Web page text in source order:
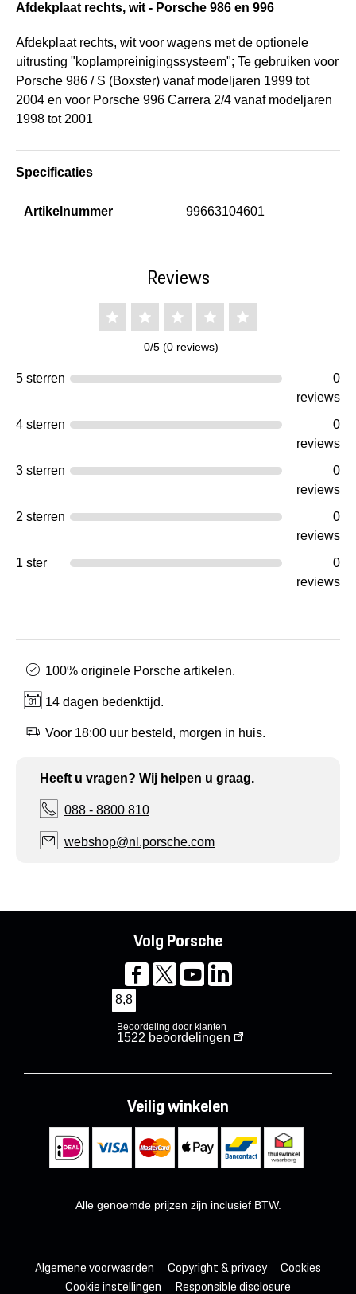
Afdekplaat rechts, wit - Porsche 986 en 996
Afdekplaat rechts, wit voor wagens met de optionele
uitrusting "koplampreinigingssysteem"; Te gebruiken voor
Porsche 986 / S (Boxster) vanaf modeljaren 1999 tot
2004 en voor Porsche 996 Carrera 2/4 vanaf modeljaren
1998 tot 2001
Specificaties
Artikelnummer 99663104601
Reviews
0/5 (0 reviews)
5 sterren
0
reviews
4 sterren
0
reviews
3 sterren
0
reviews
2 sterren
0
reviews
1 ster
0
reviews
100% originele Porsche artikelen.
14 dagen bedenktijd.
Voor 18:00 uur besteld, morgen in huis.
Heeft u vragen? Wij helpen u graag.
088 - 8800 810
webshop@nl.porsche.com
Volg Porsche
8,8
Beoordeling door klanten
1522 beoordelingen
Veilig winkelen
Alle genoemde prijzen zijn inclusief BTW.
Algemene voorwaarden Copyright & privacy
Cookies
Cookie instellingen
Responsible disclosure